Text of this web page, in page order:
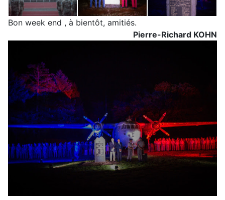
Bon week end , à bientôt, amitiés.
Pierre-Richard KOHN